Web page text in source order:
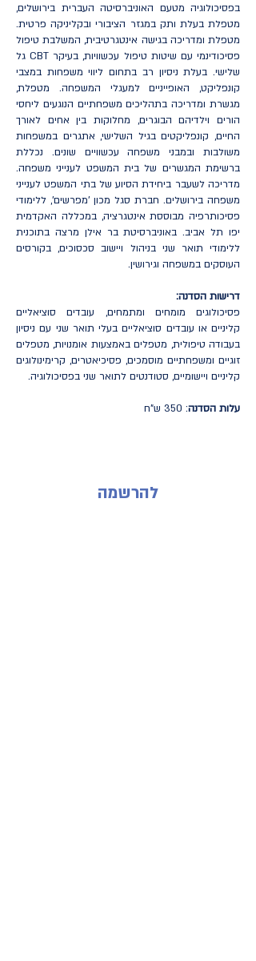
בפסיכולוגיה מטעם האוניברסיטה העברית בירושלים,
מטפלת בעלת ותק במגזר הציבורי ובקליניקה פרטית.
מטפלת ומדריכה בגישה אינטגרטיבית, המשלבת טיפול
פסיכודינמי עם שיטות טיפול עכשוויות, בעיקר CBT גל
שלישי. בעלת ניסיון רב בתחום ליווי משפחות במצבי
קונפליקט, האופייניים למעגלי המשפחה. מטפלת,
מגשרת ומדריכה בתהליכים משפחתיים הנוגעים ליחסי
הורים וילדיהם הבוגרים, מחלוקות בין אחים לאורך
החיים, קונפליקטים בגיל השלישי, אתגרים במשפחות
משולבות ובמבני משפחה עכשוויים שונים. נכללת
ברשימת המגשרים של בית המשפט לענייני משפחה.
מדריכה לשעבר ביחידת הסיוע של בתי המשפט לענייני
משפחה בירושלים. חברת סגל מכון 'מפרשים', ללימודי
פסיכותרפיה מבוססת אינטגרציה, במכללה האקדמית
יפו תל אביב. באוניברסיטת בר אילן מרצה בתוכנית
ללימודי תואר שני בניהול ויישוב סכסוכים, בקורסים
העוסקים במשפחה וגירושין.
דרישות הסדנה:
פסיכולוגים מומחים ומתמחים, עובדים סוציאליים
קליניים או עובדים סוציאליים בעלי תואר שני עם ניסיון
בעבודה טיפולית, מטפלים באמצעות אומנויות, מטפלים
זוגיים ומשפחתיים מוסמכים, פסיכיאטרים, קרימינולוגים
קליניים ויישומיים, סטודנטים לתואר שני בפסיכולוגיה.
עלות הסדנה: 350 ש"ח
להרשמה